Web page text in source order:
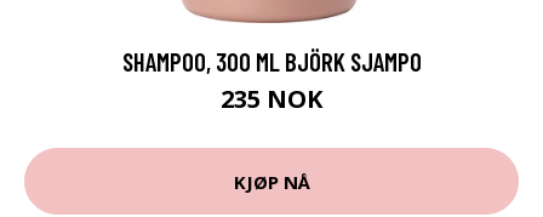
SHAMPOO, 300 ML BJÖRK SJAMPO
235 NOK
KJØP NÅ